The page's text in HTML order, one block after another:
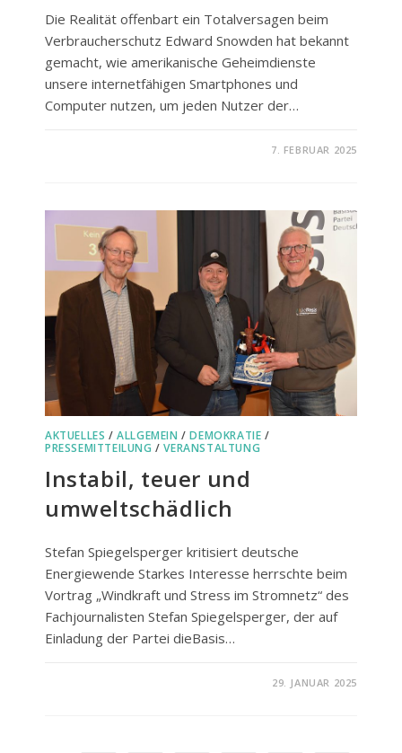
Die Realität offenbart ein Totalversagen beim
Verbraucherschutz Edward Snowden hat bekannt
gemacht, wie amerikanische Geheimdienste
unsere internetfähigen Smartphones und
Computer nutzen, um jeden Nutzer der…
GAR
7. FEBRUAR 2025
AKTUELLES /ALLGEMEIN /DEMOKRATIE /
PRESSEMITTEILUNG /VERANSTALTUNG
Instabil, teuer und
umweltschädlich
Stefan Spiegelsperger kritisiert deutsche
Energiewende Starkes Interesse herrschte beim
Vortrag „Windkraft und Stress im Stromnetz“ des
Fachjournalisten Stefan Spiegelsperger, der auf
Einladung der Partei dieBasis…
29. JANUAR 2025